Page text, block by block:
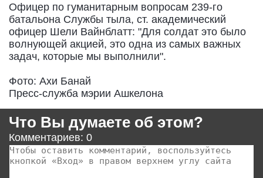
Офицер по гуманитарным вопросам 239-го
батальона Службы тыла, ст. академический
офицер Шели Вайнблатт: "Для солдат это было
волнующей акцией, это одна из самых важных
задач, которые мы выполнили".
Фото: Ахи Банай
Пресс-служба мэрии Ашкелона
Что Вы думаете об этом?
Комментариев: 0